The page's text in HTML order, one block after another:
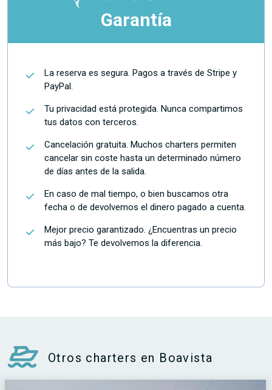
Garantía
La reserva es segura. Pagos a través de Stripe y
PayPal.
Tu privacidad está protegida. Nunca compartimos
tus datos con terceros.
Cancelación gratuita. Muchos charters permiten
cancelar sin coste hasta un determinado número
de días antes de la salida.
En caso de mal tiempo, o bien buscamos otra
fecha o de devolvemos el dinero pagado a cuenta.
Mejor precio garantizado. ¿Encuentras un precio
más bajo? Te devolvemos la diferencia.
Otros charters en Boavista